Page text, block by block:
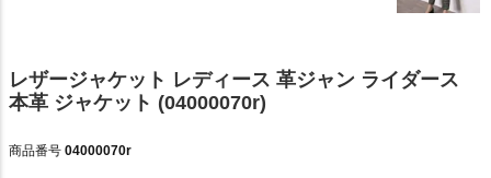
レザージャケット レディース 革ジャン ライダース
本革 ジャケット (04000070r)
商品番号 04000070r